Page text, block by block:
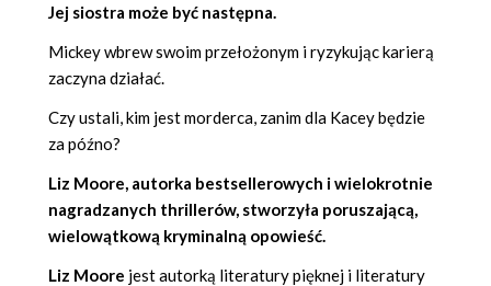
Jej siostra może być następna.
Mickey wbrew swoim przełożonym i ryzykując karierą
zaczyna działać.
Czy ustali, kim jest morderca, zanim dla Kacey będzie
za późno?
Liz Moore, autorka bestsellerowych i wielokrotnie
nagradzanych thrillerów, stworzyła poruszającą,
wielowątkową kryminalną opowieść.
Liz Moore jest autorką literatury pięknej i literatury